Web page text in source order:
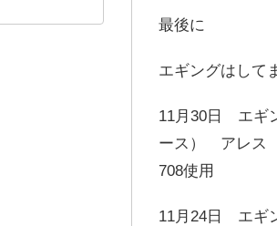
最後に
エギングはして
11月30日 エギ
ース） アレス
708使用
11月24日 エギ